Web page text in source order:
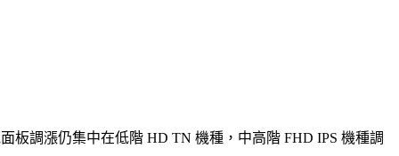
板調漲仍集中在低階 HD TN 機種，中高階 FHD IPS 機種調